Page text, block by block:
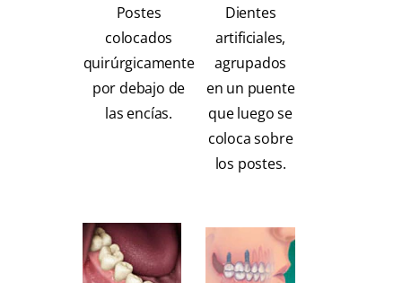
Postes
colocados
quirúrgicamente
por debajo de
las encías.
Dientes
artificiales,
agrupados
en un puente
que luego se
coloca sobre
los postes.